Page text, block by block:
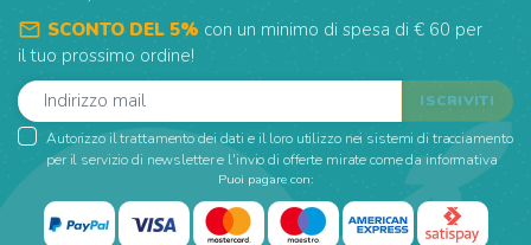
mail_outline SCONTO DEL 5% con un minimo di spesa di € 60 per
il tuo prossimo ordine!
Autorizzo il trattamento dei dati e il loro utilizzo nei sistemi di tracciamento
per il servizio di newsletter e l'invio di offerte mirate come da informativa
Puoi pagare con: